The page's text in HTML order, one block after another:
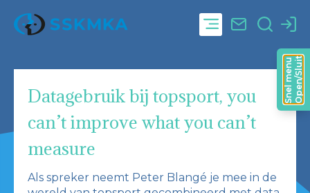
Datagebruik bij topsport, you
can’t improve what you can’t
measure
Als spreker neemt Peter Blangé je mee in de
Open/Sluit
Snel menu